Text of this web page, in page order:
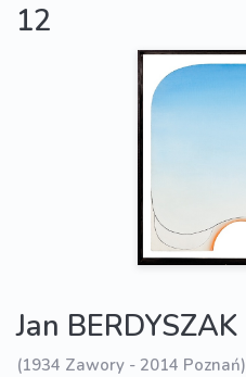
12
Jan BERDYSZAK
(1934 Zawory - 2014 Poznań)